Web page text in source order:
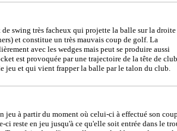
de swing très facheux qui projette la balle sur la droite
et constitue un très mauvais coup de golf. La
avec les wedges mais peut se produire aussi
est provoquée par une trajectoire de la tête de club
jeu et qui vient frapper la balle par le talon du club.
jeu à partir du moment où celui-ci à effectué son
ci reste en jeu jusqu'à ce qu'elle soit entrée dans le